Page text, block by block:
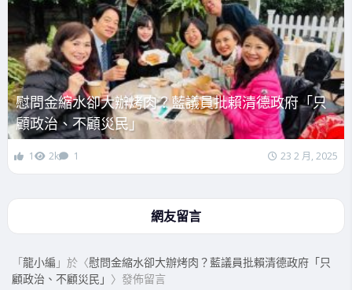
慰問金縮水卻大辦烤肉？藍議員批賴清德政府「只
顧政治、不顧災民」
1 2k 1 23 2 月, 2025
網友留言
「龍小編 」於〈慰問金縮水卻大辦烤肉？藍議員批賴清德政府「只
顧政治、不顧災民」 〉發佈留言